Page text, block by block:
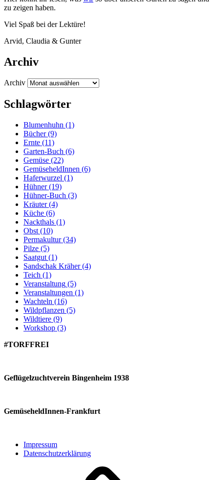
zu zei­gen haben.
Viel Spaß bei der Lektüre!
Arvid, Clau­dia & Gunter
Archiv
Archiv
Schlagwörter
Blumenhuhn (1)
Bücher(9)
Ernte (11)
Garten-Buch (6)
Gemüse (22)
GemüseheldInnen (6)
Haferwurzel (1)
Hühner(19)
Hühner-Buch (3)
Kräuter(4)
Küche (6)
Nackthals (1)
Obst (10)
Permakultur(34)
Pilze (5)
Saatgut (1)
Sandschak Kräher(4)
Teich (1)
Veranstaltung (5)
Veranstaltungen (1)
Wachteln (16)
Wildpflanzen (5)
Wildtiere (9)
Workshop (3)
#TORFFREI
Geflügelzuchtverein Bingenheim 1938
GemüseheldInnen-Frankfurt
Impressum
Datenschutzerklärung